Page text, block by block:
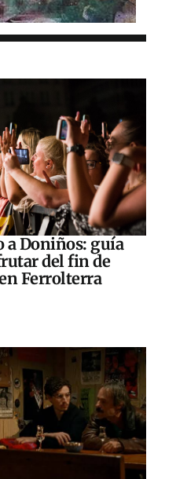
a Doniños: guía
del fin de
Ferrolterra